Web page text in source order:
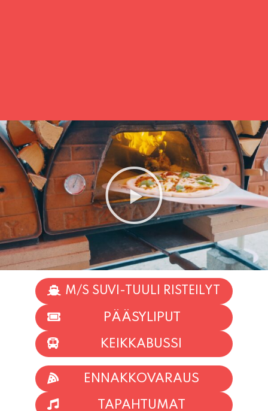
M/S SUVI-TUULI RISTEILYT
PÄÄSYLIPUT
KEIKKABUSSI
TAPAHTUMAT
INFO